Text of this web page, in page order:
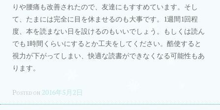
りや腰痛も改善されたので、友達にもすすめています。そし
て、たまには完全に目を休ませるのも大事です。1週間1回程
度、本を読まない日を設けるのもいいでしょう。もしくは読ん
でも1時間くらいにするとか工夫をしてください。酷使すると
視力が下がってしまい、快適な読書ができなくなる可能性もあ
ります。
Posted on 2016年5月2日